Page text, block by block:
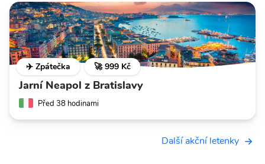
✈️ Zpátečka 🚀 999 Kč
Jarní Neapol z Bratislavy
Před 38 hodinami
Další akční letenky